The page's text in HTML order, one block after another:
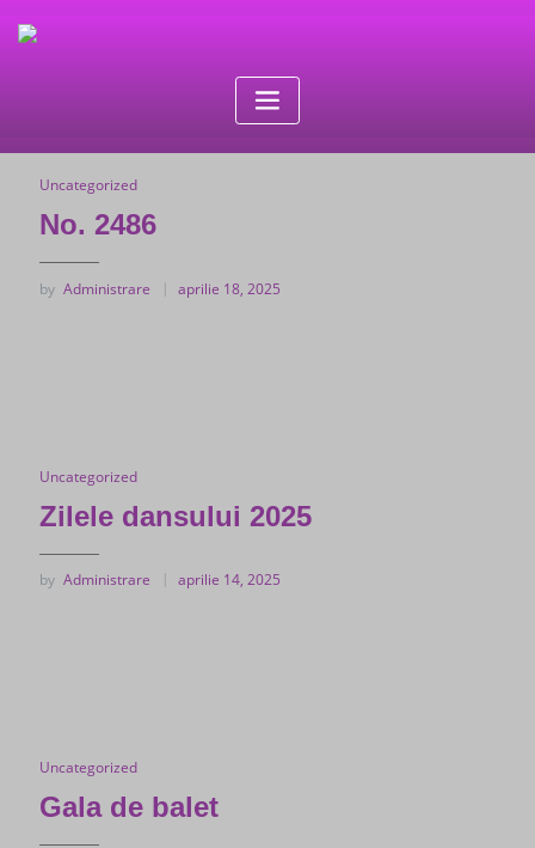
Uncategorized
No. 2486
by Administrare aprilie 18, 2025
Uncategorized
Zilele dansului 2025
by Administrare aprilie 14, 2025
Uncategorized
Gala de balet